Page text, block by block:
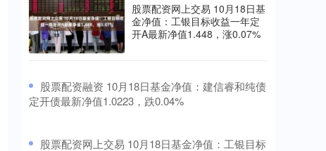
股票配资网上交易 10月18日基
金净值：工银目标收益一年定
开A最新净值1.448，涨0.07%
​股票配资融资 10月18日基金净值：建信睿和纯债
定开债最新净值1.0223，跌0.04%
​股票配资网上交易 10月18日基金净值：工银目标